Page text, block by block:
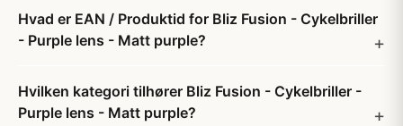
Hvad er EAN / Produktid for Bliz Fusion - Cykelbriller
- Purple lens - Matt purple?
Hvilken kategori tilhører Bliz Fusion - Cykelbriller -
Purple lens - Matt purple?